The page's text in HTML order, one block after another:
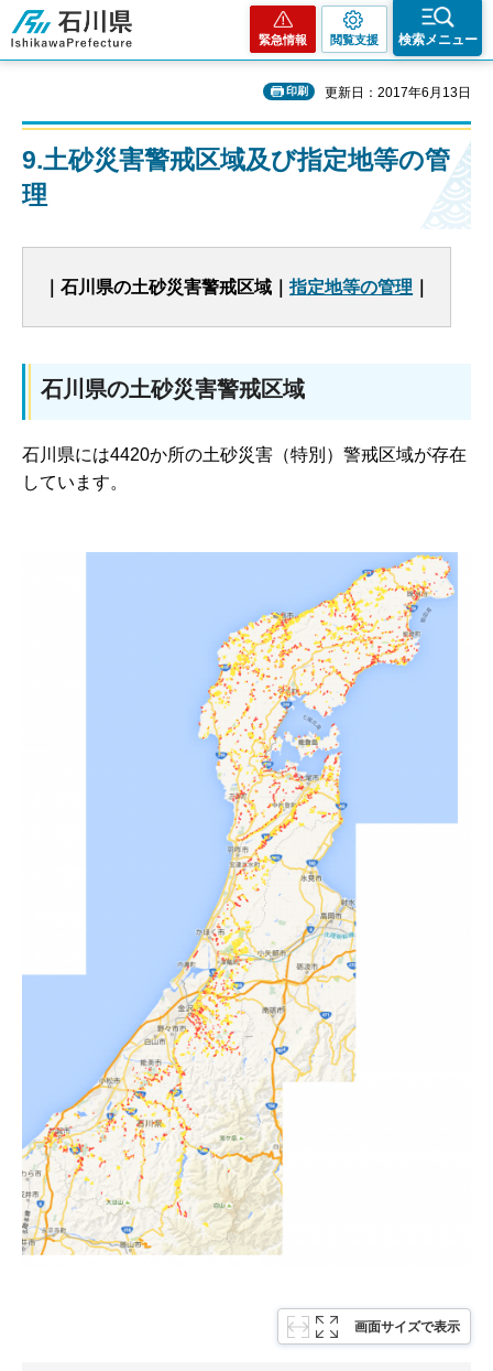
石川県
緊急情報 閲覧支援 検索メニュー
印刷 更新日：2017年6月13日
9.土砂災害警戒区域及び指定地等の管
理
｜石川県の土砂災害警戒区域｜ 指定地等の管理
石川県の土砂災害警戒区域
石川県には4420か所の土砂災害（特別）警戒区域が存在
しています。
画面サイズで表示